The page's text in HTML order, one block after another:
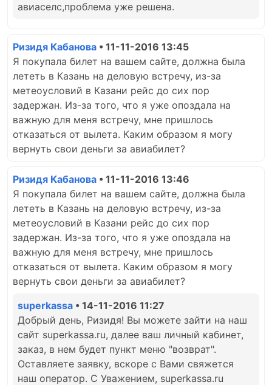
авиаселс,проблема уже решена.
Ризидя Кабанова • 11-11-2016 13:45
Я покупала билет на вашем сайте, должна была
лететь в Казань на деловую встречу, из-за
метеоусловий в Казани рейс до сих пор
задержан. Из-за того, что я уже опоздала на
важную для меня встречу, мне пришлось
отказаться от вылета. Каким образом я могу
вернуть свои деньги за авиабилет?
Ризидя Кабанова • 11-11-2016 13:46
Я покупала билет на вашем сайте, должна была
лететь в Казань на деловую встречу, из-за
метеоусловий в Казани рейс до сих пор
задержан. Из-за того, что я уже опоздала на
важную для меня встречу, мне пришлось
отказаться от вылета. Каким образом я могу
вернуть свои деньги за авиабилет?
superkassa • 14-11-2016 11:27
Добрый день, Ризидя! Вы можете зайти на наш
сайт superkassa.ru, далее ваш личный кабинет,
заказ, в нем будет пункт меню "возврат".
Оставляете заявку, вскоре с Вами свяжется
наш оператор. С Уважением, superkassa.ru